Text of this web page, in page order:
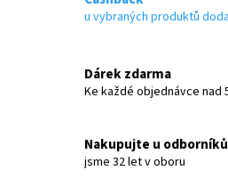
d
r
y
u vybraných produktů
Dárek zdarma
Ke každé objednávce nad
Nakupujte u odborníků
jsme 32 let v oboru